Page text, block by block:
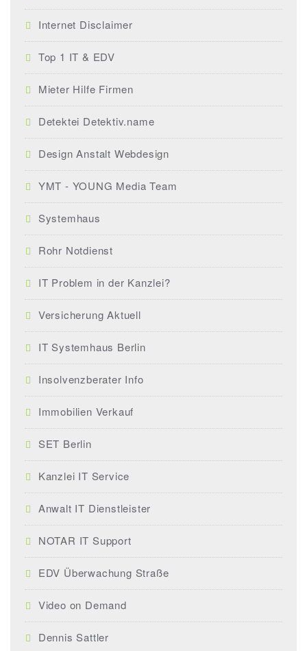
Internet Disclaimer
Top 1 IT & EDV
Mieter Hilfe Firmen
Detektei Detektiv.name
Design Anstalt Webdesign
YMT - YOUNG Media Team
Systemhaus
Rohr Notdienst
IT Problem in der Kanzlei?
Versicherung Aktuell
IT Systemhaus Berlin
Insolvenzberater Info
Immobilien Verkauf
SET Berlin
Kanzlei IT Service
Anwalt IT Dienstleister
NOTAR IT Support
EDV Überwachung Straße
Video on Demand
Dennis Sattler